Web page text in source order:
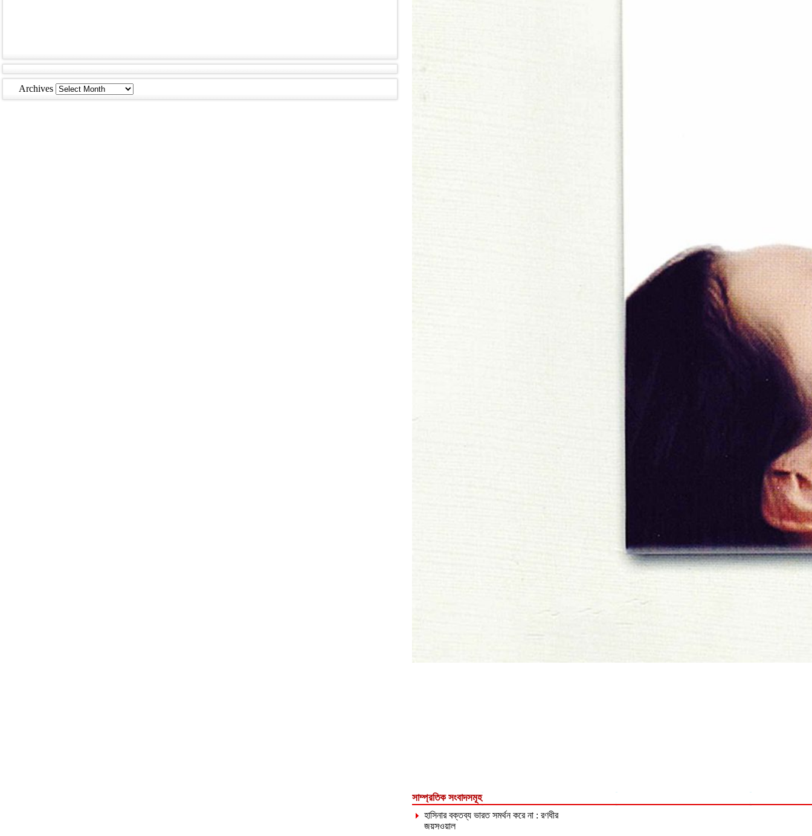
Archives Archives
সাম্প্রতিক সংবাদসমূহ
হাসিনার বক্তব্য ভারত সমর্থন করে না : রণধীর
জয়সওয়াল